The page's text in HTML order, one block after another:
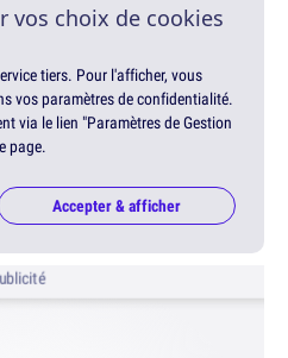
vos choix de cookies
tiers. Pour l'afficher, vous
vos paramètres de confidentialité.
via le lien "Paramètres de Gestion
page.
Accepter & afficher